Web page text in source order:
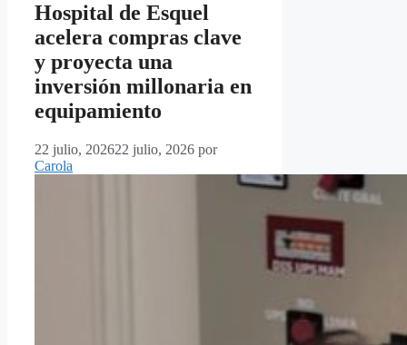
Hospital de Esquel
acelera compras clave
y proyecta una
inversión millonaria en
equipamiento
22 julio, 202622 julio, 2026 por
Carola